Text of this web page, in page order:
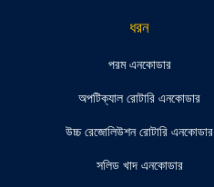
ধরন
পরম এনকোডার
অপটিক্যাল রোটারি এনকোডার
উচ্চ রেজোলিউশন রোটারি এনকোডার
সলিড খাদ এনকোডার